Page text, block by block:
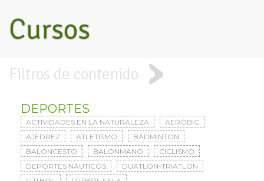
Cursos
Filtros de contenido
DEPORTES
ACTIVIDADES EN LA NATURALEZA
AERÓBIC
AJEDREZ
ATLETISMO
BÁDMINTON
BALONCESTO
BALONMANO
CICLISMO
DEPORTES NÁUTICOS
DUATLON-TRIATLON